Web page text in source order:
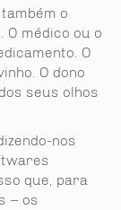
o
médico ou o
O
O dono
seus olhos
nos
que, para
– os